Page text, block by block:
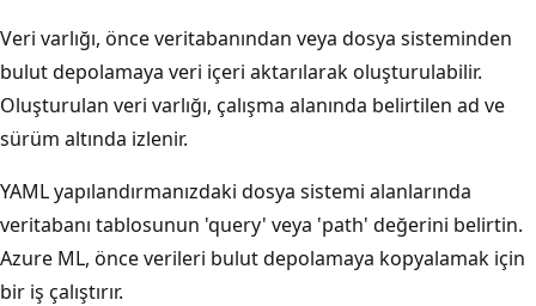
Veri varlığı, önce veritabanından veya dosya sisteminden
bulut depolamaya veri içeri aktarılarak oluşturulabilir.
Oluşturulan veri varlığı, çalışma alanında belirtilen ad ve
sürüm altında izlenir.
YAML yapılandırmanızdaki dosya sistemi alanlarında
veritabanı tablosunun 'query' veya 'path' değerini belirtin.
Azure ML, önce verileri bulut depolamaya kopyalamak için
bir iş çalıştırır.